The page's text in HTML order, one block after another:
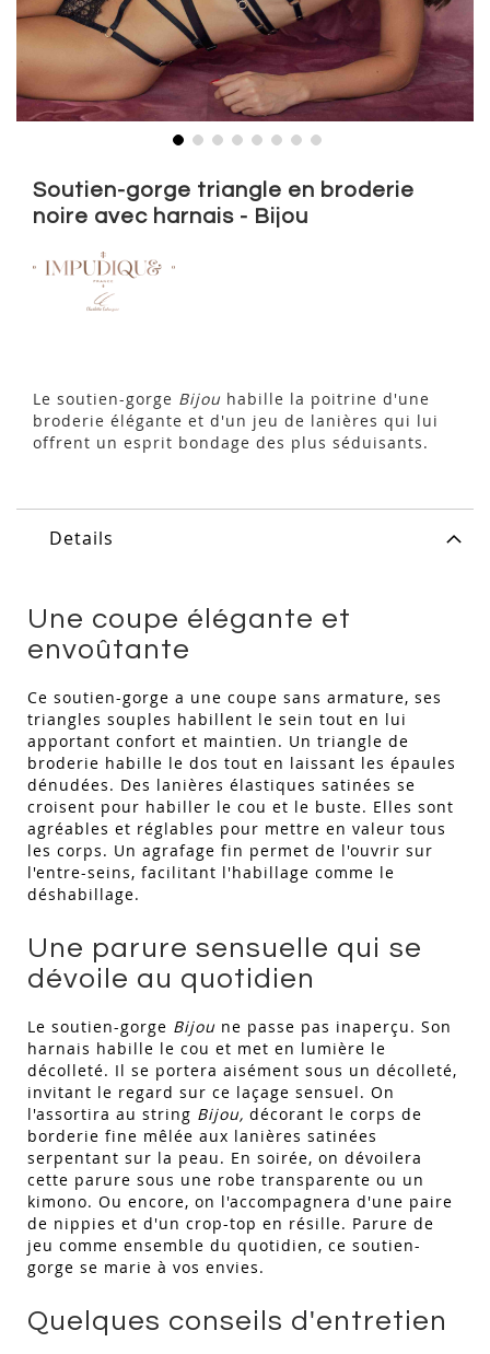
the
beginning
the
Soutien-gorge triangle en broderie
noire avec harnais - Bijou
Le soutien-gorge Bijou habille la poitrine d'une
broderie élégante et d'un jeu de lanières qui lui
offrent un esprit bondage des plus séduisants.
Details
Une coupe élégante et
envoûtante
Ce soutien-gorge a une coupe sans armature, ses
triangles souples habillent le sein tout en lui
apportant confort et maintien. Un triangle de
broderie habille le dos tout en laissant les épaules
dénudées. Des lanières élastiques satinées se
croisent pour habiller le cou et le buste. Elles sont
agréables et réglables pour mettre en valeur tous
les corps. Un agrafage fin permet de l'ouvrir sur
l'entre-seins, facilitant l'habillage comme le
déshabillage.
Une parure sensuelle qui se
dévoile au quotidien
Le soutien-gorge Bijou ne passe pas inaperçu. Son
harnais habille le cou et met en lumière le
décolleté. Il se portera aisément sous un décolleté,
invitant le regard sur ce laçage sensuel. On
l'assortira au string Bijou, décorant le corps de
borderie fine mêlée aux lanières satinées
serpentant sur la peau. En soirée, on dévoilera
cette parure sous une robe transparente ou un
kimono. Ou encore, on l'accompagnera d'une paire
de nippies et d'un crop-top en résille. Parure de
jeu comme ensemble du quotidien, ce soutien-
gorge se marie à vos envies.
Quelques conseils d'entretien